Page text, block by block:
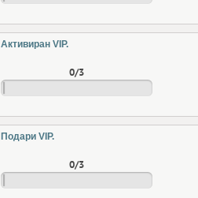
Активиран VIP.
0/3
Подари VIP.
0/3